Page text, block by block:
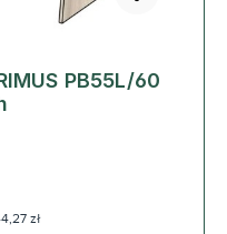
PB55L/60
zł